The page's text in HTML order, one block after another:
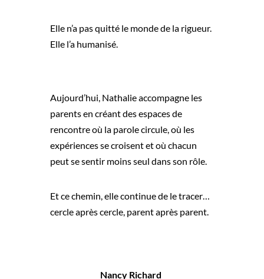
Elle n’a pas quitté le monde de la rigueur.
Elle l’a humanisé.
Aujourd’hui, Nathalie accompagne les
parents en créant des espaces de
rencontre où la parole circule, où les
expériences se croisent et où chacun
peut se sentir moins seul dans son rôle.
Et ce chemin, elle continue de le tracer…
cercle après cercle, parent après parent.
Nancy Richard